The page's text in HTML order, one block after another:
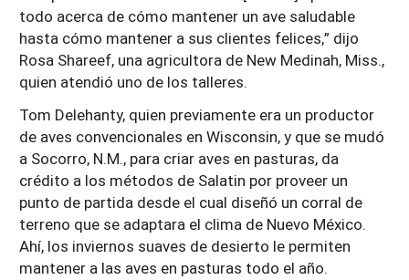
todo acerca de cómo mantener un ave saludable
hasta cómo mantener a sus clientes felices,” dijo
Rosa Shareef, una agricultora de New Medinah, Miss.,
quien atendió uno de los talleres.
Tom Delehanty, quien previamente era un productor
de aves convencionales en Wisconsin, y que se mudó
a Socorro, N.M., para criar aves en pasturas, da
crédito a los métodos de Salatin por proveer un
punto de partida desde el cual diseñó un corral de
terreno que se adaptara el clima de Nuevo México.
Ahí, los inviernos suaves de desierto le permiten
mantener a las aves en pasturas todo el año.